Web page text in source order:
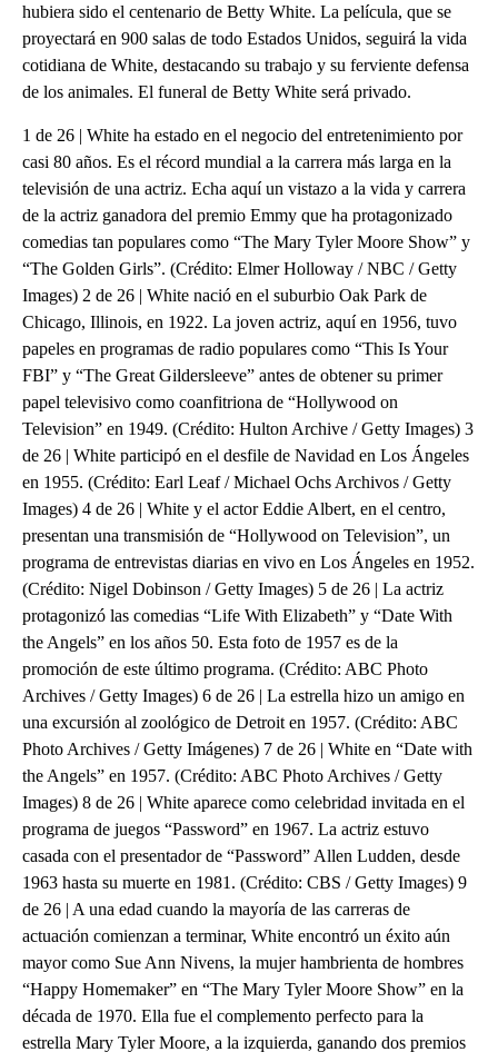
hubiera sido el centenario de Betty White. La película, que se
proyectará en 900 salas de todo Estados Unidos, seguirá la vida
cotidiana de White, destacando su trabajo y su ferviente defensa
de los animales. El funeral de Betty White será privado.
1 de 26 | White ha estado en el negocio del entretenimiento por
casi 80 años. Es el récord mundial a la carrera más larga en la
televisión de una actriz. Echa aquí un vistazo a la vida y carrera
de la actriz ganadora del premio Emmy que ha protagonizado
comedias tan populares como “The Mary Tyler Moore Show” y
“The Golden Girls”. (Crédito: Elmer Holloway / NBC / Getty
Images) 2 de 26 | White nació en el suburbio Oak Park de
Chicago, Illinois, en 1922. La joven actriz, aquí en 1956, tuvo
papeles en programas de radio populares como “This Is Your
FBI” y “The Great Gildersleeve” antes de obtener su primer
papel televisivo como coanfitriona de “Hollywood on
Television” en 1949. (Crédito: Hulton Archive / Getty Images) 3
de 26 | White participó en el desfile de Navidad en Los Ángeles
en 1955. (Crédito: Earl Leaf / Michael Ochs Archivos / Getty
Images) 4 de 26 | White y el actor Eddie Albert, en el centro,
presentan una transmisión de “Hollywood on Television”, un
programa de entrevistas diarias en vivo en Los Ángeles en 1952.
(Crédito: Nigel Dobinson / Getty Images) 5 de 26 | La actriz
protagonizó las comedias “Life With Elizabeth” y “Date With
the Angels” en los años 50. Esta foto de 1957 es de la
promoción de este último programa. (Crédito: ABC Photo
Archives / Getty Images) 6 de 26 | La estrella hizo un amigo en
una excursión al zoológico de Detroit en 1957. (Crédito: ABC
Photo Archives / Getty Imágenes) 7 de 26 | White en “Date with
the Angels” en 1957. (Crédito: ABC Photo Archives / Getty
Images) 8 de 26 | White aparece como celebridad invitada en el
programa de juegos “Password” en 1967. La actriz estuvo
casada con el presentador de “Password” Allen Ludden, desde
1963 hasta su muerte en 1981. (Crédito: CBS / Getty Images) 9
de 26 | A una edad cuando la mayoría de las carreras de
actuación comienzan a terminar, White encontró un éxito aún
mayor como Sue Ann Nivens, la mujer hambrienta de hombres
“Happy Homemaker” en “The Mary Tyler Moore Show” en la
década de 1970. Ella fue el complemento perfecto para la
estrella Mary Tyler Moore, a la izquierda, ganando dos premios